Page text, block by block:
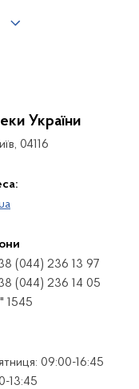
України
04116
(044) 236 13 97
(044) 236 14 05
1545
09:00-16:45
13:45